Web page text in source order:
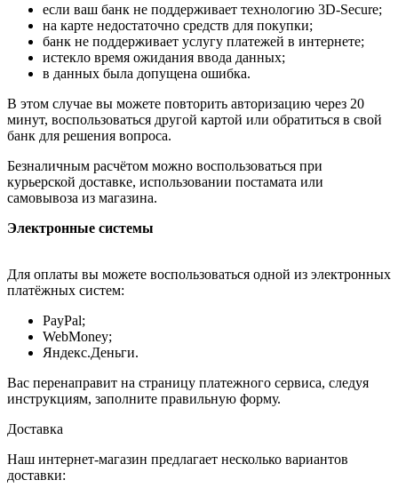
если ваш банк не поддерживает технологию 3D-Secure;
на карте недостаточно средств для покупки;
банк не поддерживает услугу платежей в интернете;
истекло время ожидания ввода данных;
в данных была допущена ошибка.
В этом случае вы можете повторить авторизацию через 20
минут, воспользоваться другой картой или обратиться в свой
банк для решения вопроса.
Безналичным расчётом можно воспользоваться при
курьерской доставке, использовании постамата или
самовывоза из магазина.
Электронные системы
Для оплаты вы можете воспользоваться одной из электронных
платёжных систем:
PayPal;
WebMoney;
Яндекс.Деньги.
Вас перенаправит на страницу платежного сервиса, следуя
инструкциям, заполните правильную форму.
Доставка
Наш интернет-магазин предлагает несколько вариантов
доставки: